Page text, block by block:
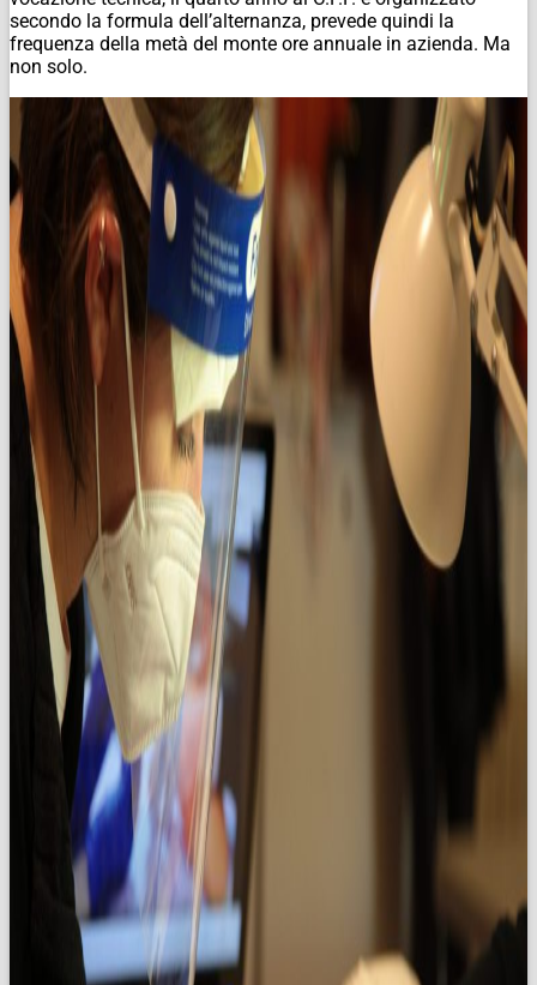
secondo la formula dell’alternanza, prevede quindi la
frequenza della metà del monte ore annuale in azienda. Ma
non solo.